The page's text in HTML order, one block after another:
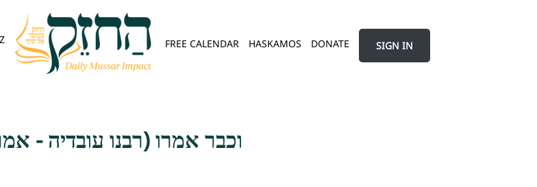
FREE CALENDAR HASKAMOS DONATE SIGN IN
וכבר אמרו (רבנו עובדיה -